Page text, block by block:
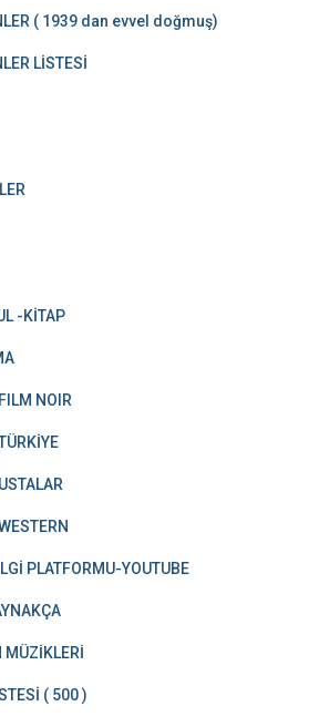
( 1939 dan evvel doğmuş)
LİSTESİ
-KİTAP
NOIR
PLATFORMU-YOUTUBE
MÜZİKLERİ
( 500 )